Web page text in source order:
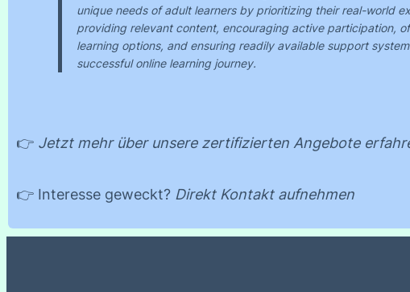
unique needs of adult learners by prioritizing their real-world
providing relevant content, encouraging active participation,
learning options, and ensuring readily available support
successful online learning journey.
👉 Jetzt mehr über unsere zertifizierten Angebote
👉 Interesse geweckt? Direkt Kontakt aufnehmen